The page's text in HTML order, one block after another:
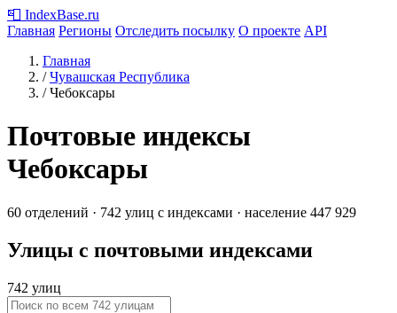
📮 IndexBase.ru
Главная Регионы Отследить посылку О проекте API
Главная
/ Чувашская Республика
/ Чебоксары
Почтовые индексы
Чебоксары
60 отделений · 742 улиц с индексами · население 447 929
Улицы с почтовыми индексами
742 улиц